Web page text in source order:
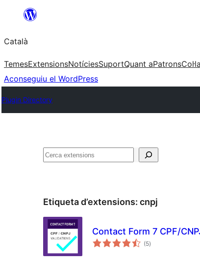
contingut
Català
TemesExtensionsNotíciesSuportQuant aPatrons
Aconseguiu el WordPress
Plugin Directory
Cerca
Etiqueta d’extensions: cnpj
Contact Form 7 CPF/
(5puntuacions
totals
)